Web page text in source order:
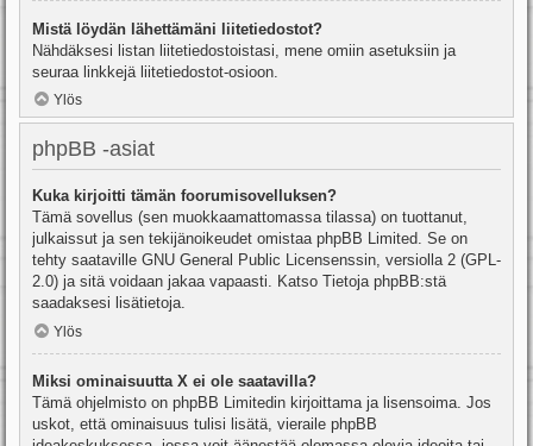
Mistä löydän lähettämäni liitetiedostot?
Nähdäksesi listan liitetiedostoistasi, mene omiin asetuksiin ja
seuraa linkkejä liitetiedostot-osioon.
Ylös
phpBB -asiat
Kuka kirjoitti tämän foorumisovelluksen?
Tämä sovellus (sen muokkaamattomassa tilassa) on tuottanut,
julkaissut ja sen tekijänoikeudet omistaa phpBB Limited. Se on
tehty saataville GNU General Public Licensenssin, versiolla 2 (GPL-
2.0) ja sitä voidaan jakaa vapaasti. Katso Tietoja phpBB:stä
saadaksesi lisätietoja.
Ylös
Miksi ominaisuutta X ei ole saatavilla?
Tämä ohjelmisto on phpBB Limitedin kirjoittama ja lisensoima. Jos
uskot, että ominaisuus tulisi lisätä, vieraile phpBB